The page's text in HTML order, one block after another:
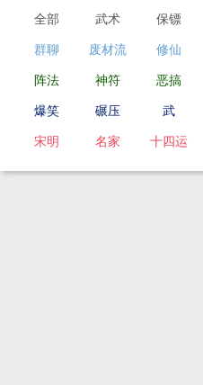
全部 武术 保镖
群聊 废材流 修仙
阵法 神符 恶搞
爆笑 碾压 武
宋明 名家 十四运